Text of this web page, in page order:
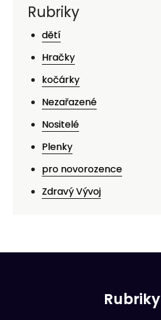
Rubriky
dětí
Hračky
kočárky
Nezařazené
Nositelé
Plenky
pro novorozence
Zdravý Vývoj
Rubriky